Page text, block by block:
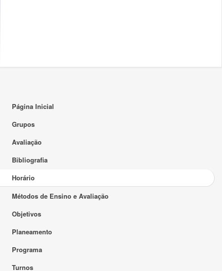
23:00
Página Inicial
Grupos
Avaliação
Bibliografia
Horário
Métodos de Ensino e Avaliação
Objetivos
Planeamento
Programa
Turnos